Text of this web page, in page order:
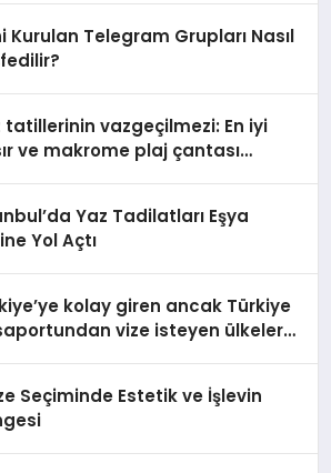
Kurulan Telegram Grupları Nasıl
tatillerinin vazgeçilmezi: En iyi
ve makrome plaj çantası
Yaz Tadilatları Eşya
Yol Açtı
kolay giren ancak Türkiye
vize isteyen ülkeler
Seçiminde Estetik ve İşlevin